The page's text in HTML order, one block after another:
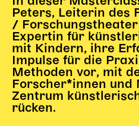
Anfahrt
Vermietung
Café
Newsletter
SPENDEN + FÖRDERN
Peters, Leiterin des
/ Forschungstheater
Expertin für
mit Kindern, ihre
Impulse für die
Methoden vor, mit
Forscher*innen und
Zentrum
rücken.